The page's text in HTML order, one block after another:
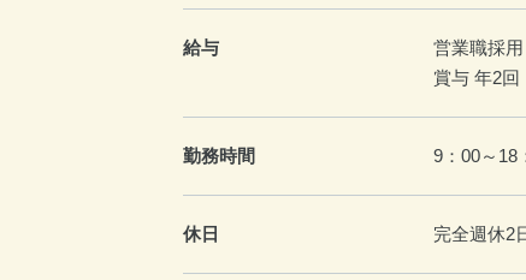
給与 営業職採用
賞与 年2回
勤務時間 9：00～18
休日 完全週休2